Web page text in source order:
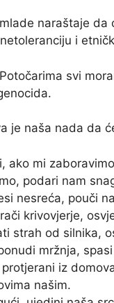
naraštaje
i
svi
je naša nada da
ako mi
podari nam
nesreća, pouči
krivovjerje,
strah od silnika,
mržnja,
iz
našim.